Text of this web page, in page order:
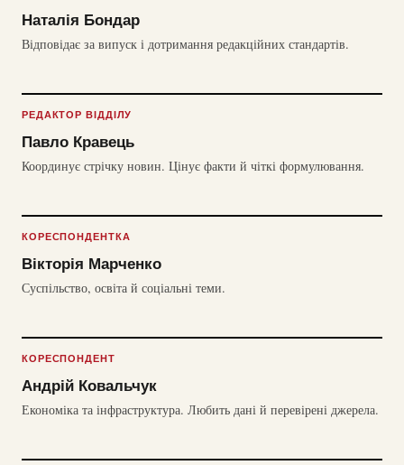
Наталія Бондар
Відповідає за випуск і дотримання редакційних стандартів.
РЕДАКТОР ВІДДІЛУ
Павло Кравець
Координує стрічку новин. Цінує факти й чіткі формулювання.
КОРЕСПОНДЕНТКА
Вікторія Марченко
Суспільство, освіта й соціальні теми.
КОРЕСПОНДЕНТ
Андрій Ковальчук
Економіка та інфраструктура. Любить дані й перевірені джерела.